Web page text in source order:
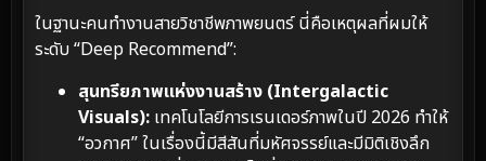
ในฐานะคนทำงานสายวิชาชีพภาพยนตร์ นี่คือเหตุผลที่ผมให้
ระดับ “Deep Recommend”:
สุนทรียภาพแห่งงานสร้าง (Intergalactic
Visuals): เทคโนโลยีการเรนเดอร์ภาพในปี 2026 ทำให้
“อวกาศ” ในเรื่องนี้มีสีสันที่มหัศจรรย์และมีมิติเชิงลึก